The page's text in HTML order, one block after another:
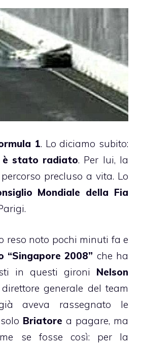
1. Lo diciamo subito:
è stato radiato. Per lui, la
precluso a vita. Lo
Mondiale della Fia
reso noto pochi minuti fa e
“Singapore 2008” che ha
in questi gironi Nelson
direttore generale del team
aveva rassegnato le
Briatore a pagare, ma
se fosse così: per la